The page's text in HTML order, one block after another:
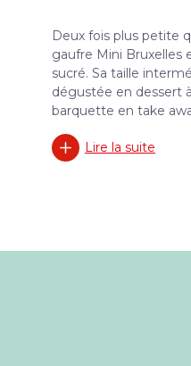
Deux fois plus petite
gaufre Mini Bruxelles
sucré. Sa taille
dégustée en dessert
barquette en take
Lire la suite